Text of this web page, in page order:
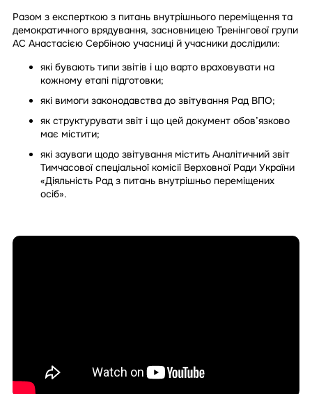
Разом з експерткою з питань внутрішнього переміщення та
демократичного врядування, засновницею Тренінгової групи
АС Анастасією Сербіною учасниці й учасники дослідили:
які бувають типи звітів і що варто враховувати на
кожному етапі підготовки;
які вимоги законодавства до звітування Рад ВПО;
як структурувати звіт і що цей документ обов’язково
має містити;
які зауваги щодо звітування містить Аналітичний звіт
Тимчасової спеціальної комісії Верховної Ради України
«Діяльність Рад з питань внутрішньо переміщених
осіб».